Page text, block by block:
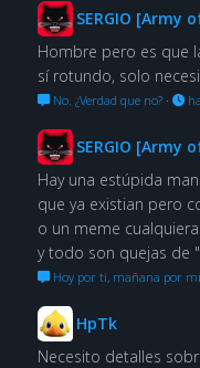
SERGIO [Army
Hombre pero es que
sí rotundo, solo
No. ¿Verdad que no?·
SERGIO [Army
Hay una estúpida
que ya existian pero
o un meme
y todo son quejas de
Hoy por ti, mañana por mí
HpTk
Necesito detalles